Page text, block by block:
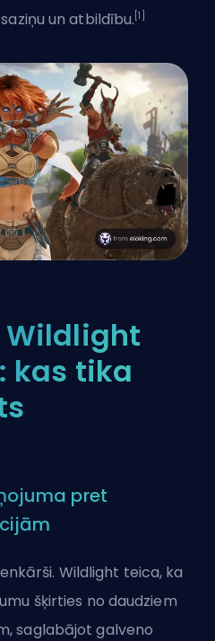
un atbildību. [1]
kas tika
pret
Wildlight teica, ka
šķirties no daudziem
saglabājot galveno